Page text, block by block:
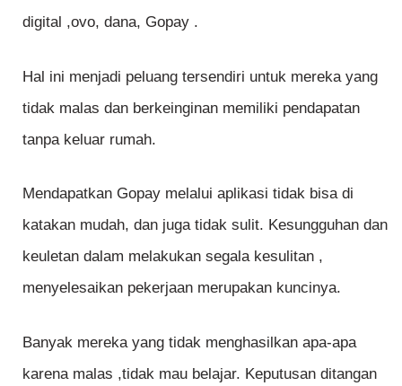
digital ,ovo, dana, Gopay .
Hal ini menjadi peluang tersendiri untuk mereka yang
tidak malas dan berkeinginan memiliki pendapatan
tanpa keluar rumah.
Mendapatkan Gopay melalui aplikasi tidak bisa di
katakan mudah, dan juga tidak sulit. Kesungguhan dan
keuletan dalam melakukan segala kesulitan ,
menyelesaikan pekerjaan merupakan kuncinya.
Banyak mereka yang tidak menghasilkan apa-apa
karena malas ,tidak mau belajar. Keputusan ditangan